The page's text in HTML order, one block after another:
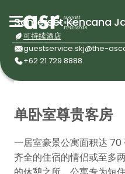
Somerset Kencana
可持续酒店
guestservice.skj@the-
+62 21 729 8888
单卧室尊贵客房
一居室豪景公寓面积达
齐全的住宿的情侣或至多